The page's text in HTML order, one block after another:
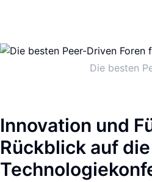
Die besten
Innovation und
Rückblick auf